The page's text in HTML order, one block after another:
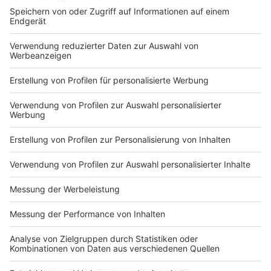
DEINE GEMERKTEN ARTIKEL
Du hast dir noch keine Artikel gemerkt
Markiere sie hierfür mit einem
Impressum
Nutzungsbedingungen
Jobs
Kontakt
Studio-Hotline
Newsletter